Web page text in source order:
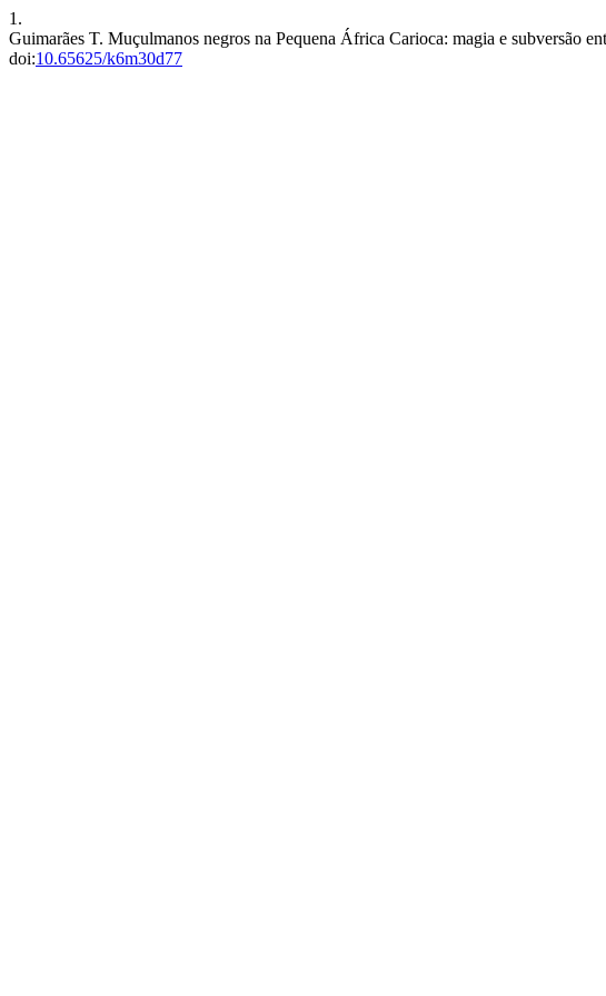
1.
Guimarães T. Muçulmanos negros na Pequena África Carioca: magia e subversão
doi:10.65625/k6m30d77